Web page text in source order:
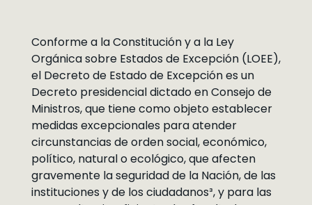
Conforme a la Constitución y a la Ley
Orgánica sobre Estados de Excepción (LOEE),
el Decreto de Estado de Excepción es un
Decreto presidencial dictado en Consejo de
Ministros, que tiene como objeto establecer
medidas excepcionales para atender
circunstancias de orden social, económico,
político, natural o ecológico, que afecten
gravemente la seguridad de la Nación, de las
instituciones y de los ciudadanos³, y para las